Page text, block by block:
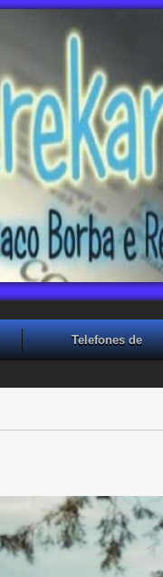
Telefones de